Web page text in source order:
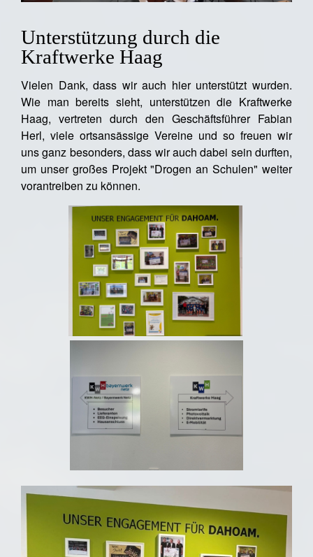
Unterstützung durch die
Kraftwerke Haag
Vielen Dank, dass wir auch hier unterstützt wurden.
Wie man bereits sieht, unterstützen die Kraftwerke
Haag, vertreten durch den Geschäftsführer Fabian
Herl, viele ortsansässige Vereine und so freuen wir
uns ganz besonders, dass wir auch dabei sein durften,
um unser großes Projekt "Drogen an Schulen" weiter
vorantreiben zu können.